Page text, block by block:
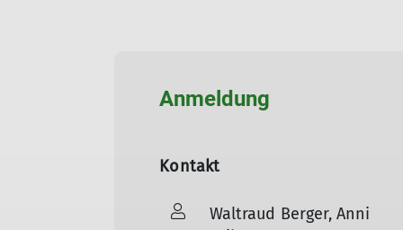
Anmeldung
Kontakt
Waltraud Berger, Anni